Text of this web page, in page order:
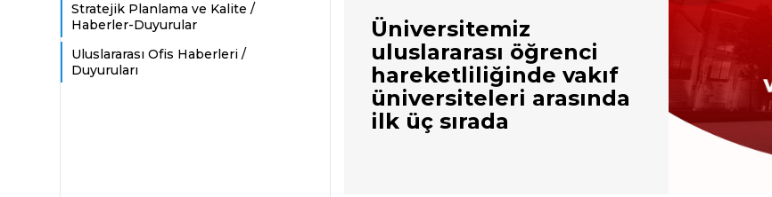
Stratejik Planlama ve Kalite /
Haberler-Duyurular
Uluslararası Ofis Haberleri /
Duyuruları
Üniversitemiz
uluslararası öğrenci
hareketliliğinde vakıf
üniversiteleri arasında
ilk üç sırada